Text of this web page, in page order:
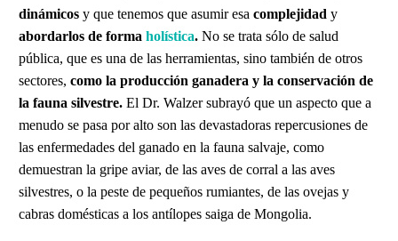
dinámicos y que tenemos que asumir esa complejidad y
abordarlos de forma holística. No se trata sólo de salud
pública, que es una de las herramientas, sino también de otros
sectores, como la producción ganadera y la conservación de
la fauna silvestre. El Dr. Walzer subrayó que un aspecto que a
menudo se pasa por alto son las devastadoras repercusiones de
las enfermedades del ganado en la fauna salvaje, como
demuestran la gripe aviar, de las aves de corral a las aves
silvestres, o la peste de pequeños rumiantes, de las ovejas y
cabras domésticas a los antílopes saiga de Mongolia.